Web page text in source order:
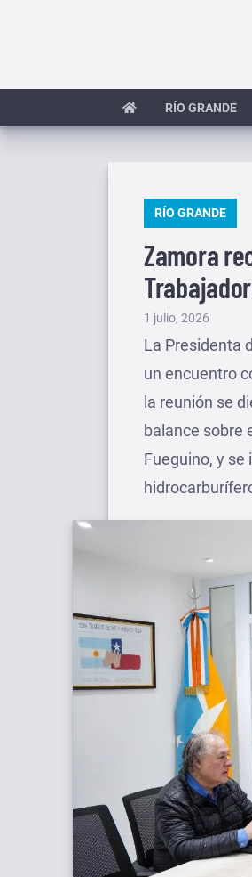
RÍO GRANDE
PUBLICADO
RÍO GRANDE
Zamora
Publicado
el
1 julio, 2026
La Presidenta
un encuentro
la reunión se
balance sobre
Fueguino, y